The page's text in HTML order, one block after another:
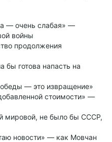
— очень слабая» —
войны
продолжения
бы готова напасть на
— это извращение»
стоимости» —
мировой, не было бы СССР,
новости» — как Мовчан